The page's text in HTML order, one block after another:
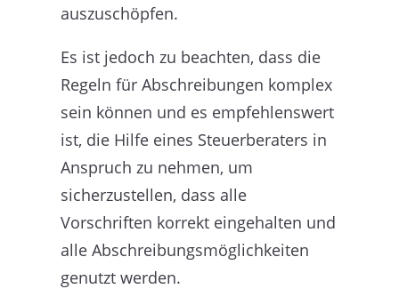
auszuschöpfen.
Es ist jedoch zu beachten, dass die
Regeln für Abschreibungen komplex
sein können und es empfehlenswert
ist, die Hilfe eines Steuerberaters in
Anspruch zu nehmen, um
sicherzustellen, dass alle
Vorschriften korrekt eingehalten und
alle Abschreibungsmöglichkeiten
genutzt werden.